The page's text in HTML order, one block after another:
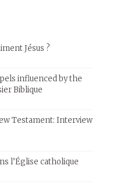
Jésus ?
influenced by the
Biblique
Testament: Interview
l’Église catholique